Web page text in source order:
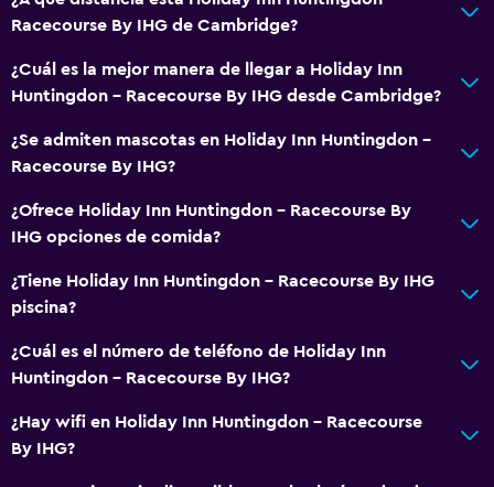
Caja fuerte
Servicio de habitaciones
Check-out exprés
Recepción 24 horas
Baño
Ducha
Tina de baño
Secador de pelo
Aseo
Papel higiénico
Racecourse By IHG de Cambridge?
¿Cuál es la mejor manera de llegar a Holiday Inn
Huntingdon - Racecourse By IHG desde Cambridge?
¿Se admiten mascotas en Holiday Inn Huntingdon -
Racecourse By IHG?
¿Ofrece Holiday Inn Huntingdon - Racecourse By
IHG opciones de comida?
¿Tiene Holiday Inn Huntingdon - Racecourse By IHG
piscina?
¿Cuál es el número de teléfono de Holiday Inn
Huntingdon - Racecourse By IHG?
¿Hay wifi en Holiday Inn Huntingdon - Racecourse
By IHG?